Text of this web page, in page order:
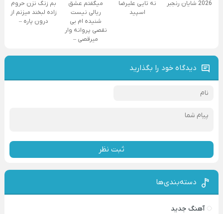
2026 شایان رنجبر
نه تایی علیرضا
اسپید
میگفتم عشق
ریالی نیست
شنیده ام بی
نقصی پروانه وار
میرقصی –
بم زنگ نزن حروم
زاده لبخند میزنم از
درون پاره –
دیدگاه خود را بگذارید
ثبت نظر
دسته‌بندی‌ها
آهنگ جدید